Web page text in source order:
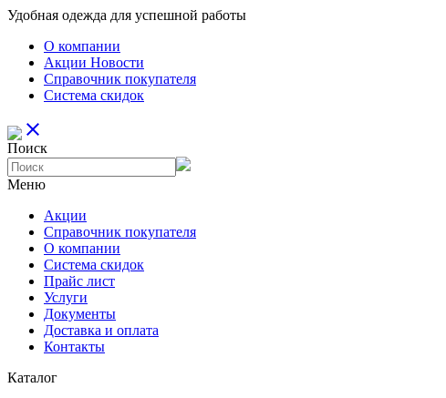
Удобная одежда для успешной работы
О компании
Aкции Новости
Справочник покупателя
Система скидок
close
Поиск
Меню
Aкции
Справочник покупателя
О компании
Система скидок
Прайс лист
Услуги
Документы
Доставка и оплата
Контакты
Каталог